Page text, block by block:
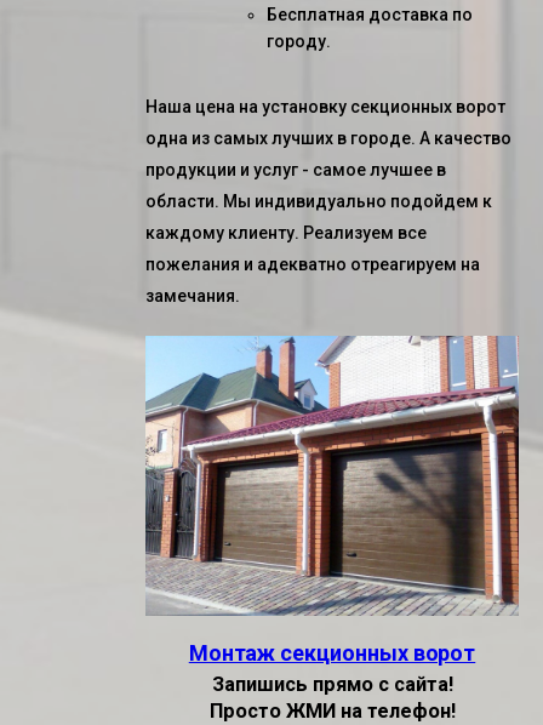
Бесплатная доставка по
городу.
Наша цена на установку секционных ворот
одна из самых лучших в городе. А качество
продукции и услуг - самое лучшее в
области. Мы индивидуально подойдем к
каждому клиенту. Реализуем все
пожелания и адекватно отреагируем на
замечания.
Монтаж секционных ворот
Запишись прямо с сайта!
Просто ЖМИ на телефон!